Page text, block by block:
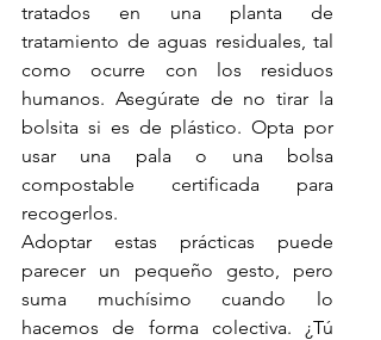
tratados en una planta de
tratamiento de aguas residuales, tal
como ocurre con los residuos
humanos. Asegúrate de no tirar la
bolsita si es de plástico. Opta por
usar una pala o una bolsa
compostable certificada para
recogerlos.
Adoptar estas prácticas puede
parecer un pequeño gesto, pero
suma muchísimo cuando lo
hacemos de forma colectiva. ¿Tú